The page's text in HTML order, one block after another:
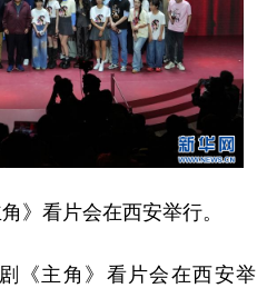
云南 西藏
青海 宁夏
看片会在西安举行。
主角》看片会在西安举